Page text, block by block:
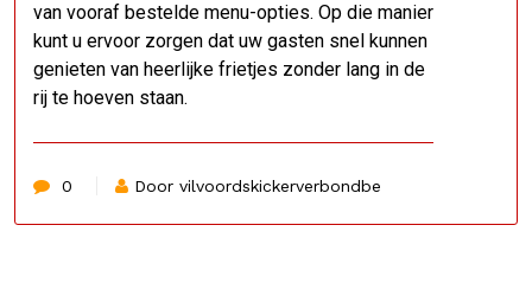
van vooraf bestelde menu-opties. Op die manier
kunt u ervoor zorgen dat uw gasten snel kunnen
genieten van heerlijke frietjes zonder lang in de
rij te hoeven staan.
0 Door vilvoordskickerverbondbe